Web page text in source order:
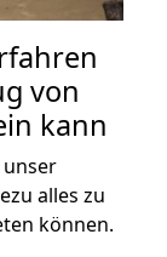
von
kann
alles zu
können.